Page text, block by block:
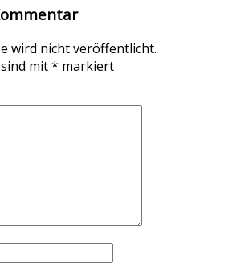
wird nicht veröffentlicht.
mit* markiert